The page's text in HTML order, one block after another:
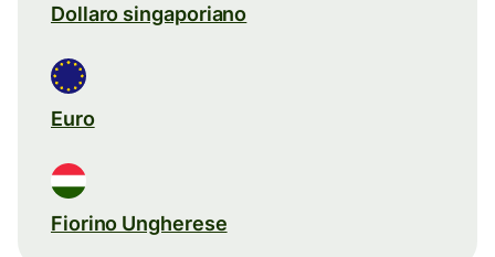
Dollaro singaporiano
Euro
Fiorino Ungherese